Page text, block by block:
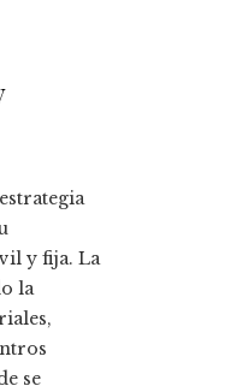
y fija. La
la
se